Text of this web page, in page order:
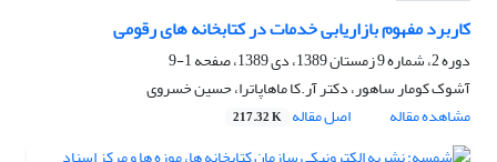
کاربرد مفهوم بازاریابی خدمات در کتابخانه های رقومی
دوره 2، شماره 9 زمستان 1389، دی 1389، صفحه
1-9
آشوک کومار ساهور، دکتر آر.کا ماهاپاترا، حسین خسروی
مشاهده مقاله
اصل مقاله 217.32 K